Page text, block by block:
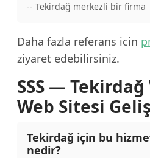
-- Tekirdağ merkezli bir firma
Daha fazla referans icin
ziyaret edebilirsiniz.
SSS —
Web Sitesi
Tekirdağ için bu
nedir?